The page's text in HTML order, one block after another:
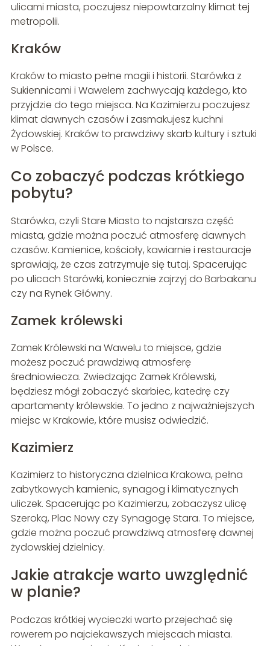
ulicami miasta, poczujesz niepowtarzalny klimat tej
metropolii.
Kraków
Kraków to miasto pełne magii i historii. Starówka z
Sukiennicami i Wawelem zachwycają każdego, kto
przyjdzie do tego miejsca. Na Kazimierzu poczujesz
klimat dawnych czasów i zasmakujesz kuchni
Żydowskiej. Kraków to prawdziwy skarb kultury i sztuki
w Polsce.
Co zobaczyć podczas krótkiego
pobytu?
Starówka, czyli Stare Miasto to najstarsza część
miasta, gdzie można poczuć atmosferę dawnych
czasów. Kamienice, kościoły, kawiarnie i restauracje
sprawiają, że czas zatrzymuje się tutaj. Spacerując
po ulicach Starówki, koniecznie zajrzyj do Barbakanu
czy na Rynek Główny.
Zamek królewski
Zamek Królewski na Wawelu to miejsce, gdzie
możesz poczuć prawdziwą atmosferę
średniowiecza. Zwiedzając Zamek Królewski,
będziesz mógł zobaczyć skarbiec, katedrę czy
apartamenty królewskie. To jedno z najważniejszych
miejsc w Krakowie, które musisz odwiedzić.
Kazimierz
Kazimierz to historyczna dzielnica Krakowa, pełna
zabytkowych kamienic, synagog i klimatycznych
uliczek. Spacerując po Kazimierzu, zobaczysz ulicę
Szeroką, Plac Nowy czy Synagogę Stara. To miejsce,
gdzie można poczuć prawdziwą atmosferę dawnej
żydowskiej dzielnicy.
Jakie atrakcje warto uwzględnić
w planie?
Podczas krótkiej wycieczki warto przejechać się
rowerem po najciekawszych miejscach miasta.